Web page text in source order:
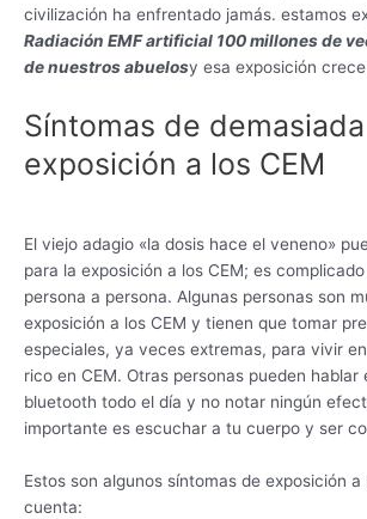
civilización ha enfrentado jamás. estamos
Radiación EMF artificial 100 millones de
de nuestros abuelosy esa exposición
Síntomas de demasiada
exposición a los CEM
El viejo adagio «la dosis hace el veneno»
para la exposición a los CEM; es
persona a persona. Algunas personas son
exposición a los CEM y tienen que tomar
especiales, ya veces extremas, para vivir
rico en CEM. Otras personas pueden hablar
bluetooth todo el día y no notar ningún
importante es escuchar a tu cuerpo y ser
Estos son algunos síntomas de exposición a
cuenta: